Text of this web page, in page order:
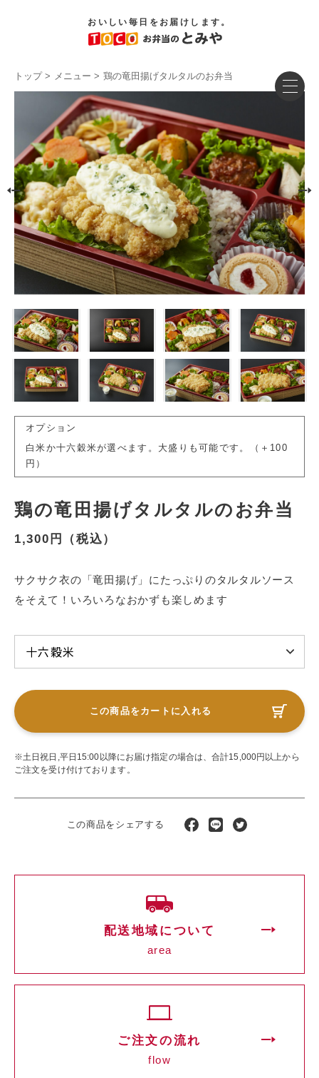
おいしい毎日をお届けします。
トップ メニュー 鶏の竜田揚げタルタルのお弁当
鶏の竜田揚げタルタルのお弁当
1,300円（税込）
サクサク衣の「竜田揚げ」にたっぷりのタルタルソース
をそえて！いろいろなおかずも楽しめます
この商品をカートに入れる
※土日祝日,平日15:00以降にお届け指定の場合は、合計15,000円以上から
ご注文を受け付けております。
この商品をシェアする
オプション
白米か十六穀米が選べます。大盛りも可能です。（＋100
円）
配送地域について
area
ご注文の流れ
flow